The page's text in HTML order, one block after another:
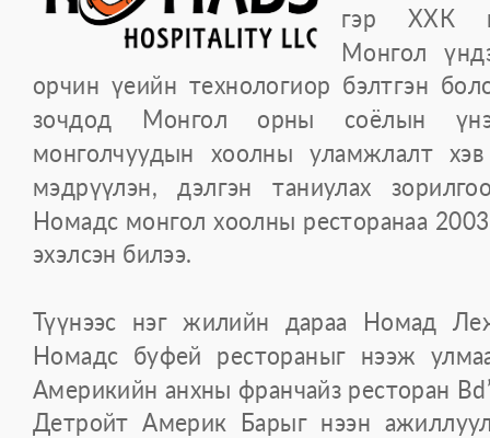
гэр ХХК
Монгол
орчин үеийн технологиор бэлтгэн
зочдод Монгол орны соёлын
монголчуудын хоолны уламжлалт
мэдрүүлэн, дэлгэн таниулах
Номадс монгол хоолны ресторанаа
эхэлсэн билээ.
Түүнээс нэг жилийн дараа Номад
Номадс буфей рестораныг нээж
Америкийн анхны франчайз ресторан
Детройт Америк Барыг нээн